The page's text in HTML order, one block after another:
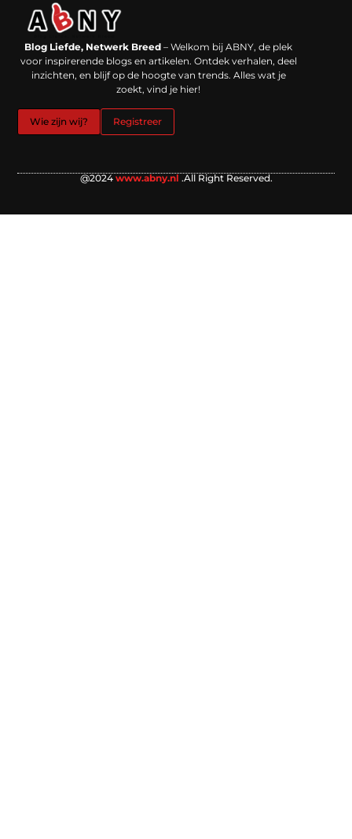
Blog Liefde, Netwerk Breed – Welkom bij ABNY, de plek
voor inspirerende blogs en artikelen. Ontdek verhalen, deel
inzichten, en blijf op de hoogte van trends. Alles wat je
zoekt, vind je hier!
Wie zijn wij? Registreer
@2024 www.abny.nl .All Right Reserved.